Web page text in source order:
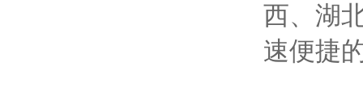
西、湖
速便捷